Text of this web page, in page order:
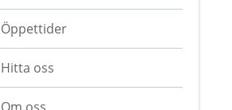
Öppettider
Hitta oss